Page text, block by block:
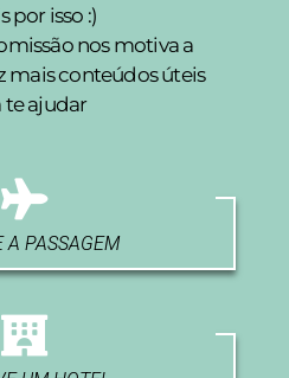
por isso :)
nos motiva a
mais conteúdos úteis
te ajudar
A PASSAGEM